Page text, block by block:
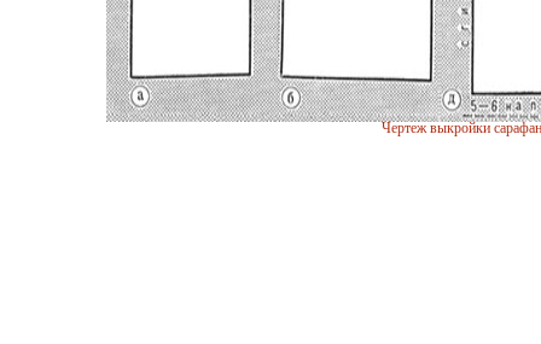
Чертеж выкройки